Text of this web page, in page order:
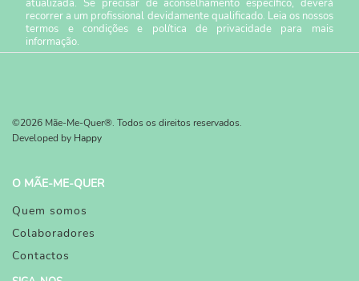
atualizada. Se precisar de aconselhamento específico, deverá
recorrer a um profissional devidamente qualificado. Leia os nossos
termos e condiçõese política de privacidade para mais
informação.
©2026 Mãe-Me-Quer®. Todos os direitos reservados.
Developed by Happy
O MÃE-ME-QUER
Quem somos
Colaboradores
Contactos